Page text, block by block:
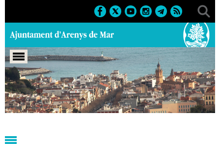
Portada > Notícies > Marcs > Esportius > Reconeixements
esportius